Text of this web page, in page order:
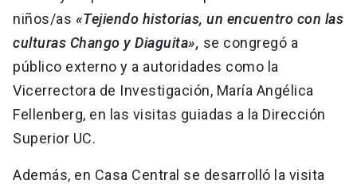
niños/as «Tejiendo historias, un encuentro con las
culturas Chango y Diaguita», se congregó a
público externo y a autoridades como la
Vicerrectora de Investigación, María Angélica
Fellenberg, en las visitas guiadas a la Dirección
Superior UC.
Además, en Casa Central se desarrolló la visita